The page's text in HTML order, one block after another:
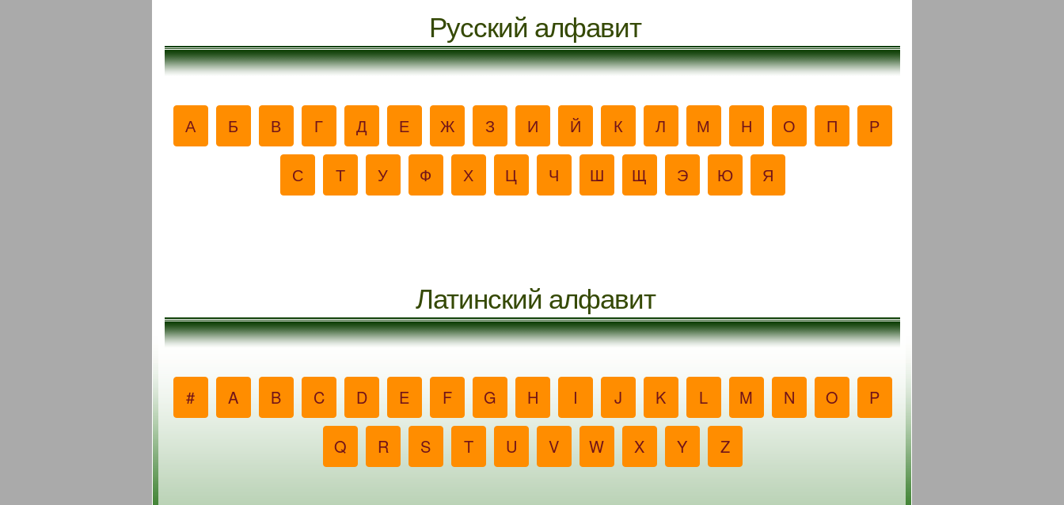
Русский алфавит
А Б В Г Д Е Ж З И Й К Л М Н О П Р
С Т У Ф Х Ц Ч Ш Щ Э Ю Я
Латинский алфавит
# A B C D E F G H I J K L M N O P
Q R S T U V W X Y Z